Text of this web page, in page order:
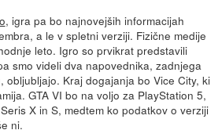
, igra pa bo najnovejših informacijah
a le v spletni verziji. Fizične medije
leto. Igro so prvikrat predstavili
smo videli dva napovednika, zadnjega
obljubljajo. Kraj dogajanja bo Vice City, ki
GTA VI bo na voljo za PlayStation 5,
X in S, medtem ko podatkov o verziji
ni.